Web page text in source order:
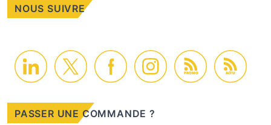
NOUS SUIVRE
PROMO ACTU
PASSER UNE COMMANDE ?